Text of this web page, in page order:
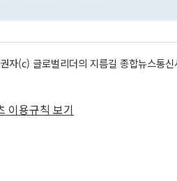
자(c) 글로벌리더의 지름길 종합뉴스통
이용규칙 보기